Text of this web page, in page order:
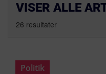
VISER ALLE
26 resultater
Politik